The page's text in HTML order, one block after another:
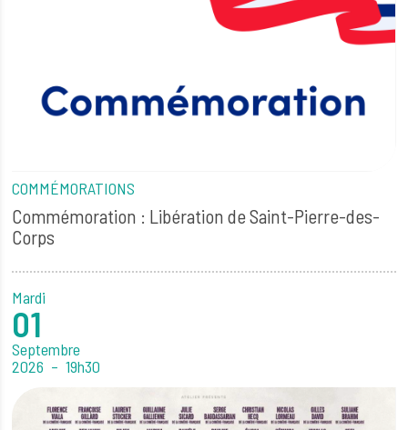
COMMÉMORATIONS
Commémoration : Libération de Saint-Pierre-des-
Corps
Mardi
01
Septembre
2026
19h30